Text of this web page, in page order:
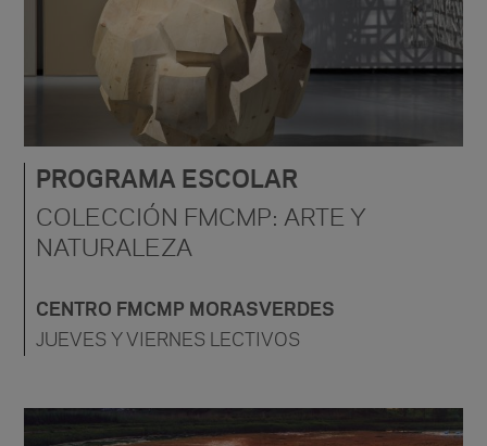
PROGRAMA ESCOLAR
COLECCIÓN FMCMP: ARTE Y
NATURALEZA
CENTRO FMCMP MORASVERDES
JUEVES Y VIERNES LECTIVOS